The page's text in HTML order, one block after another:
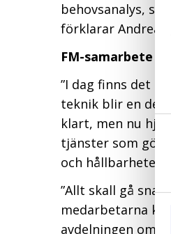
behovsanalys,
förklarar Andreas.
FM-samarbete
”I dag finns det
teknik blir en del
klart, men nu
tjänster som gör
och hållbarheten
”Allt skall gå
medarbetarna
avdelningen om